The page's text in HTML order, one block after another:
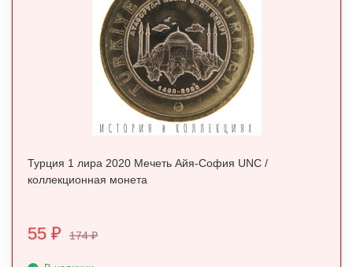
Турция 1 лира 2020 Мечеть Айя-София UNC /
коллекционная монета
55 ₽ 174₽